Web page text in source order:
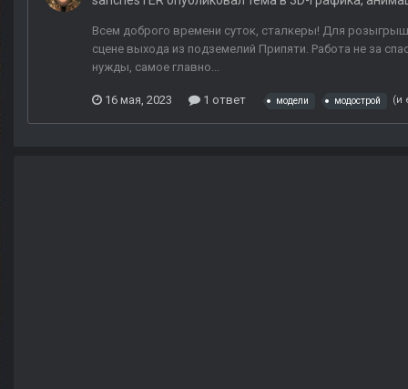
Всем доброго времени суток, сталкеры! Для
сцене выхода из подземелий Припяти. Работа не за
нужды, самое главно...
16 мая, 2023 1 ответ модели модострой (и